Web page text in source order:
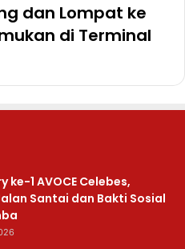
dan Lompat ke
di Terminal
ke-1 AVOCE Celebes,
Santai dan Bakti Sosial